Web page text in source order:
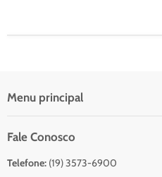
Menu principal
Catálogo Para Orçamento
Resumo do Orçamento
Fale Conosco
Telefone: (19) 3573-6900